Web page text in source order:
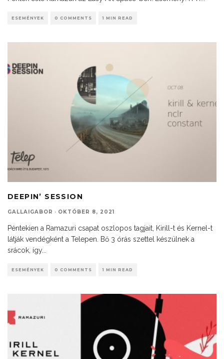
ESEMÉNYEK 0 COMMENTS 1 MIN READ
DEEPIN’ SESSION
GALLAIGABOR · OKTÓBER 8, 2021
Péntekien a Ramazuri csapat oszlopos tagjait, Kirill-t és Kernel-t
látják vendégként a Telepen. Bő 3 órás szettel készülnek a
srácok, így...
ESEMÉNYEK 0 COMMENTS 1 MIN READ